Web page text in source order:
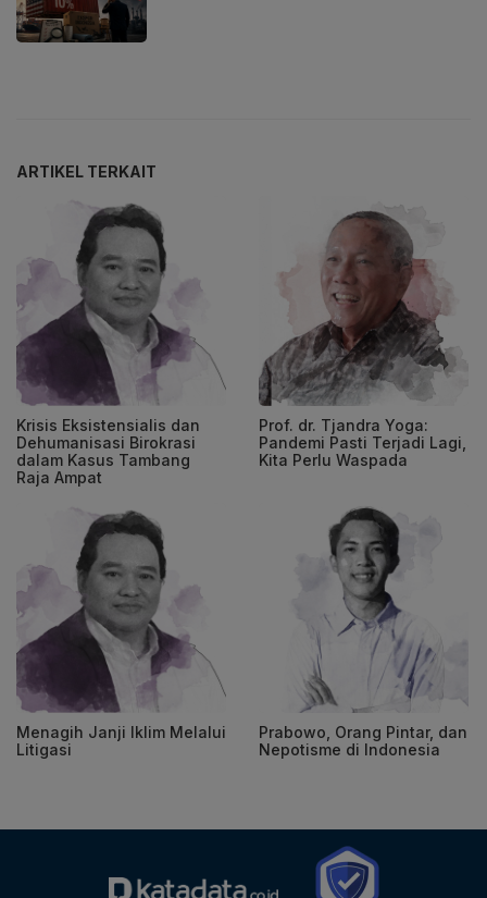
ARTIKEL TERKAIT
Krisis Eksistensialis dan
Dehumanisasi Birokrasi
dalam Kasus Tambang
Raja Ampat
Prof. dr. Tjandra Yoga:
Pandemi Pasti Terjadi Lagi,
Kita Perlu Waspada
Menagih Janji Iklim Melalui
Litigasi
Prabowo, Orang Pintar, dan
Nepotisme di Indonesia